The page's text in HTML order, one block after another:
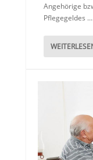
Angehörige
Pflegegeldes …